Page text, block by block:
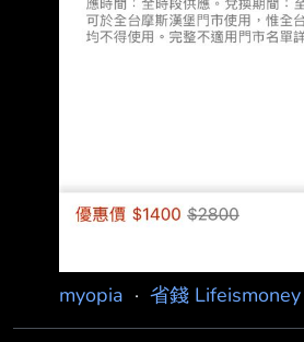
myopia · 省錢 Lifeismoney